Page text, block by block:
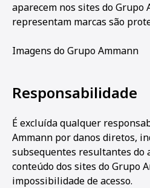
aparecem nos sites do Grupo
representam marcas são
Imagens do Grupo Ammann
Responsabilidade
É excluída qualquer
Ammann por danos diretos,
subsequentes resultantes do
conteúdo dos sites do Grupo
impossibilidade de acesso.